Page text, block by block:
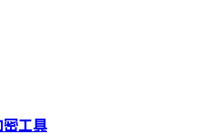
密工具